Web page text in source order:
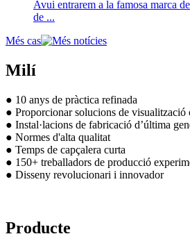
Avui entrarem a la famosa marca
de ...
Més cas
Milí
● 10 anys de pràctica refinada
● Proporcionar solucions de visualització
● Instal·lacions de fabricació d’última
● Normes d'alta qualitat
● Temps de capçalera curta
● 150+ treballadors de producció
● Disseny revolucionari i innovador
Producte